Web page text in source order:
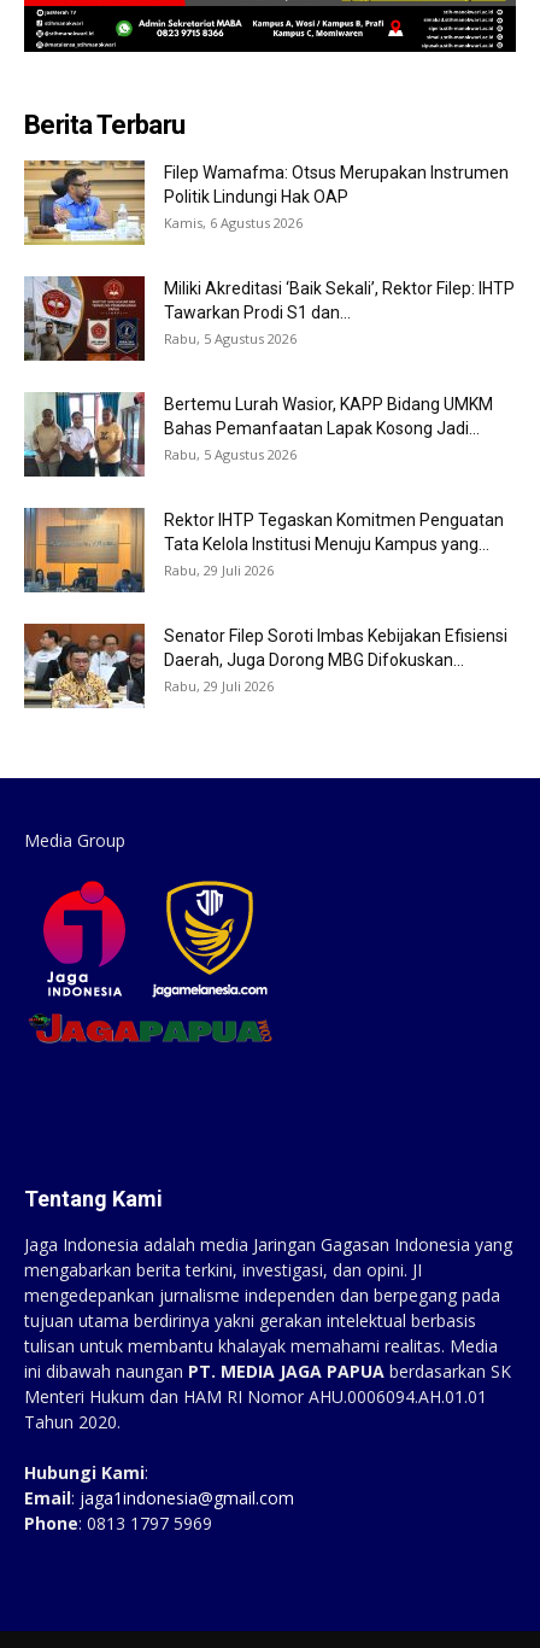
Berita Terbaru
Filep Wamafma: Otsus Merupakan Instrumen
Politik Lindungi Hak OAP
Kamis, 6 Agustus 2026
Miliki Akreditasi ‘Baik Sekali’, Rektor Filep: IHTP
Tawarkan Prodi S1 dan...
Rabu, 5 Agustus 2026
Bertemu Lurah Wasior, KAPP Bidang UMKM
Bahas Pemanfaatan Lapak Kosong Jadi...
Rabu, 5 Agustus 2026
Rektor IHTP Tegaskan Komitmen Penguatan
Tata Kelola Institusi Menuju Kampus yang...
Rabu, 29 Juli 2026
Senator Filep Soroti Imbas Kebijakan Efisiensi
Daerah, Juga Dorong MBG Difokuskan...
Rabu, 29 Juli 2026
Media Group
Tentang Kami
Jaga Indonesia adalah media Jaringan Gagasan Indonesia yang
mengabarkan berita terkini, investigasi, dan opini. JI
mengedepankan jurnalisme independen dan berpegang pada
tujuan utama berdirinya yakni gerakan intelektual berbasis
tulisan untuk membantu khalayak memahami realitas. Media
ini dibawah naungan PT. MEDIA JAGA PAPUA berdasarkan SK
Menteri Hukum dan HAM RI Nomor AHU.0006094.AH.01.01
Tahun 2020.
Hubungi Kami:
Email: jaga1indonesia@gmail.com
Phone: 0813 1797 5969